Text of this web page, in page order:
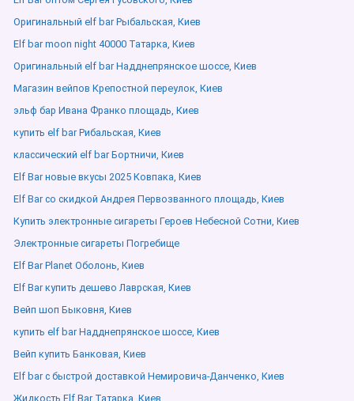
Оригинальный elf bar Рыбальская, Киев
Elf bar moon night 40000 Татарка, Киев
Оригинальный elf bar Надднепрянское шоссе, Киев
Магазин вейпов Крепостной переулок, Киев
эльф бар Ивана Франко площадь, Киев
купить elf bar Рибальская, Киев
классический elf bar Бортничи, Киев
Elf Bar новые вкусы 2025 Ковпака, Киев
Elf Bar со скидкой Андрея Первозванного площадь, Киев
Купить электронные сигареты Героев Небесной Сотни, Киев
Электронные сигареты Погребище
Elf Bar Planet Оболонь, Киев
Elf Bar купить дешево Лаврская, Киев
Вейп шоп Быковня, Киев
купить elf bar Надднепрянское шоссе, Киев
Вейп купить Банковая, Киев
Elf bar с быстрой доставкой Немировича-Данченко, Киев
Жидкость Elf Bar Татарка, Киев